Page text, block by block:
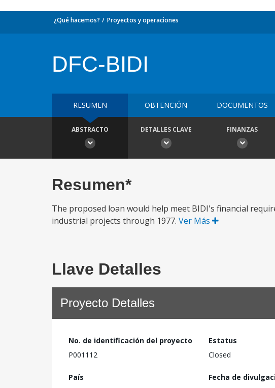
¿Qué hacemos? Proyectos y operaciones
DFC-BIDI
RESUMEN OBTENCIÓN DOCUMENTOS
ABSTRACTO DETALLES CLAVE FINANZAS
Resumen*
The proposed loan would help meet BIDI's financial
industrial projects through 1977. Ver Más
Llave Detalles
Proyecto Detalles
No. de identificación del proyecto
P001112
Estatus
Closed
País
Fecha de